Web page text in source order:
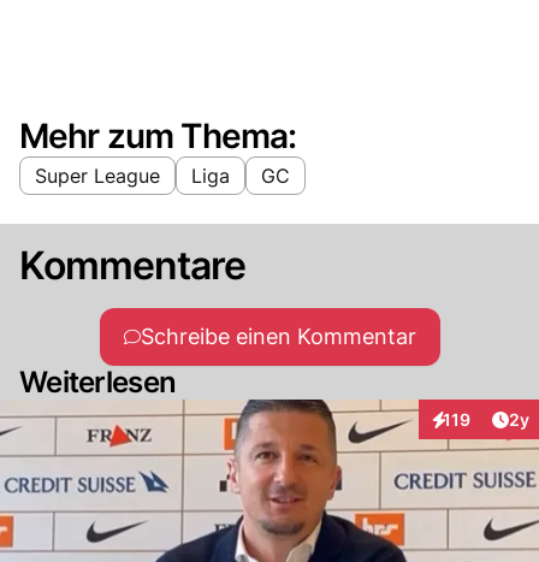
Mehr zum Thema:
Super League Liga GC
Kommentare
Schreibe einen Kommentar
Weiterlesen
119
Interaktionen
2y